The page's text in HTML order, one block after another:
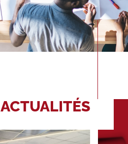
ACTUALITÉS